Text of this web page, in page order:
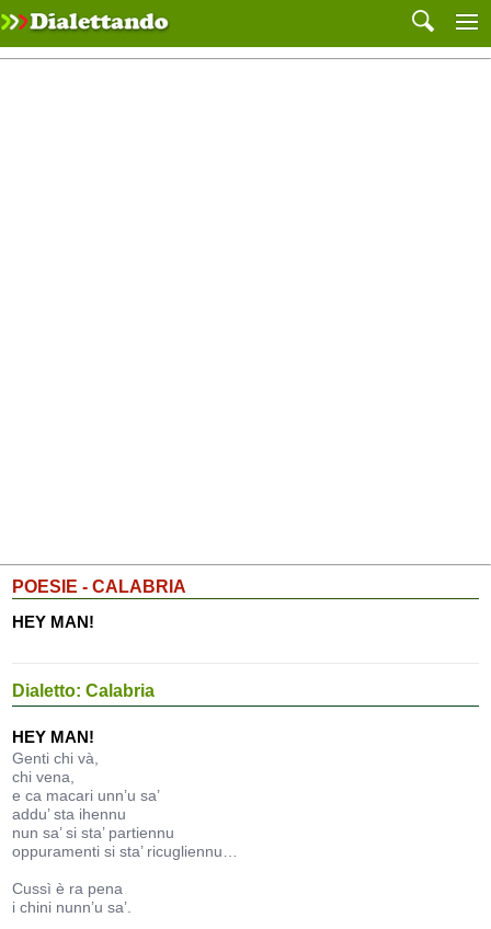
POESIE - CALABRIA
HEY MAN!
Dialetto: Calabria
HEY MAN!
Genti chi và,
chi vena,
e ca macari unn’u sa’
addu’ sta ihennu
nun sa’ si sta’ partiennu
oppuramenti si sta’ ricugliennu…
Cussì è ra pena
i chini nunn’u sa’.